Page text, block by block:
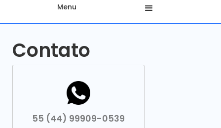
Menu
Contato
55 (44) 99909-0539